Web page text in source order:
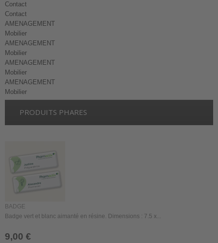
Contact
Contact
AMENAGEMENT
Mobilier
AMENAGEMENT
Mobilier
AMENAGEMENT
Mobilier
AMENAGEMENT
Mobilier
PRODUITS PHARES
BADGE
Badge vert et blanc aimanté en résine. Dimensions : 7.5 x...
9,00 €